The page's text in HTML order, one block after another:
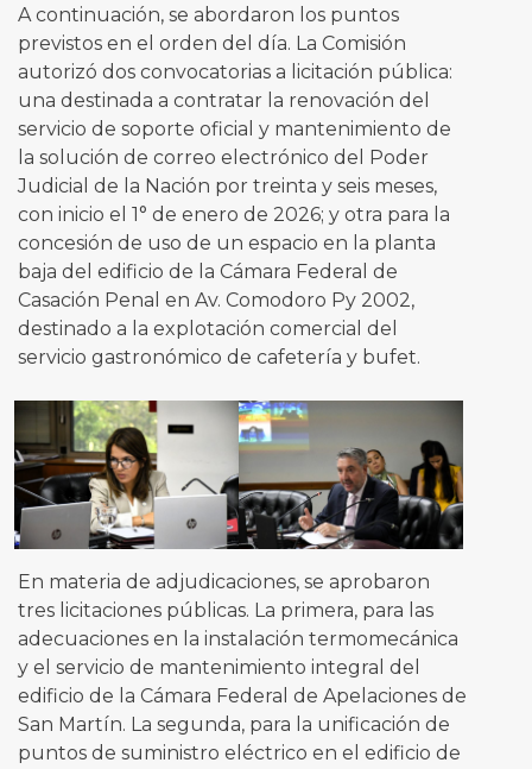
A continuación, se abordaron los puntos
previstos en el orden del día. La Comisión
autorizó dos convocatorias a licitación pública:
una destinada a contratar la renovación del
servicio de soporte oficial y mantenimiento de
la solución de correo electrónico del Poder
Judicial de la Nación por treinta y seis meses,
con inicio el 1° de enero de 2026; y otra para la
concesión de uso de un espacio en la planta
baja del edificio de la Cámara Federal de
Casación Penal en Av. Comodoro Py 2002,
destinado a la explotación comercial del
servicio gastronómico de cafetería y bufet.
En materia de adjudicaciones, se aprobaron
tres licitaciones públicas. La primera, para las
adecuaciones en la instalación termomecánica
y el servicio de mantenimiento integral del
edificio de la Cámara Federal de Apelaciones de
San Martín. La segunda, para la unificación de
puntos de suministro eléctrico en el edificio de